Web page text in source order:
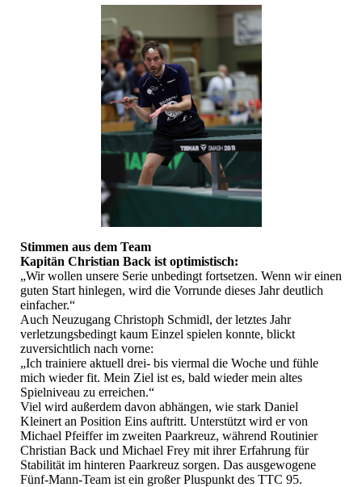
Stimmen aus dem Team
Kapitän Christian Back ist optimistisch:
„Wir wollen unsere Serie unbedingt fortsetzen. Wenn wir einen
guten Start hinlegen, wird die Vorrunde dieses Jahr deutlich
einfacher.“
Auch Neuzugang Christoph Schmidl, der letztes Jahr
verletzungsbedingt kaum Einzel spielen konnte, blickt
zuversichtlich nach vorne:
„Ich trainiere aktuell drei- bis viermal die Woche und fühle
mich wieder fit. Mein Ziel ist es, bald wieder mein altes
Spielniveau zu erreichen.“
Viel wird außerdem davon abhängen, wie stark Daniel
Kleinert an Position Eins auftritt. Unterstützt wird er von
Michael Pfeiffer im zweiten Paarkreuz, während Routinier
Christian Back und Michael Frey mit ihrer Erfahrung für
Stabilität im hinteren Paarkreuz sorgen. Das ausgewogene
Fünf-Mann-Team ist ein großer Pluspunkt des TTC 95.